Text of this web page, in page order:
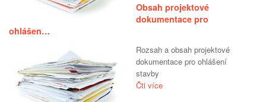
Obsah projektové
dokumentace pro
ohlášen…
Rozsah a obsah projektové
dokumentace pro ohlášení
stavby
Čti více